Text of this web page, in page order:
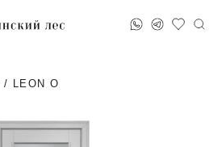
/ LEON O